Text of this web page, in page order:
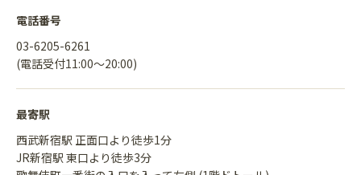
電話番号
03-6205-6261
(電話受付11:00〜20:00)
最寄駅
西武新宿駅 正面口より徒歩1分
JR新宿駅 東口より徒歩3分